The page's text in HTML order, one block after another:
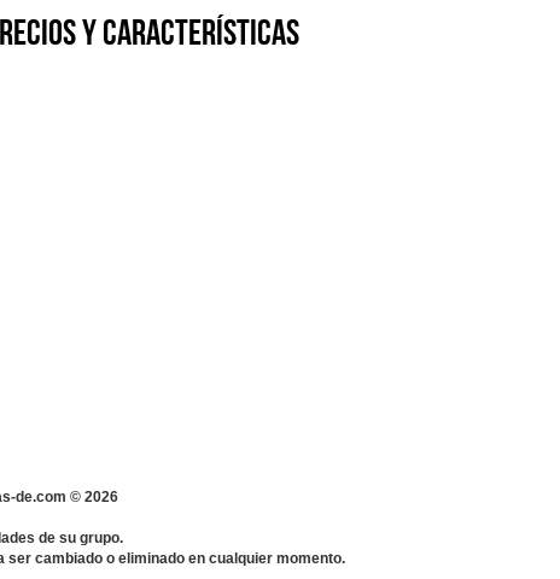
y características
de.com © 2026
de su grupo.
cambiado o eliminado en cualquier momento.